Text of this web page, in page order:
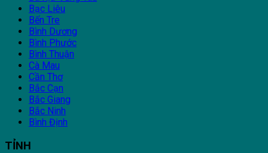
Bạc Liêu
Bến Tre
Bình Dương
Bình Phước
Bình Thuận
Cà Mau
Cần Thơ
Bắc Cạn
Bắc Giang
Bắc Ninh
Bình Định
TỈNH